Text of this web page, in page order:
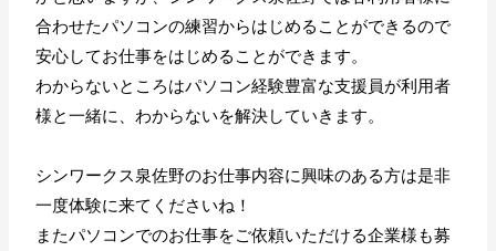
合わせたパソコンの練習からはじめることができるので
安心してお仕事をはじめることができます。
わからないところはパソコン経験豊富な支援員が利用者
様と一緒に、わからないを解決していきます。
シンワークス泉佐野のお仕事内容に興味のある方は是非
一度体験に来てくださいね！
またパソコンでのお仕事をご依頼いただける企業様も募